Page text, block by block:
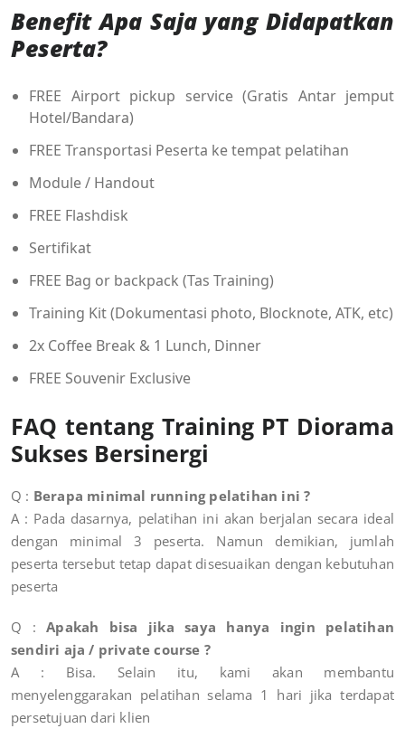
Benefit Apa Saja yang Didapatkan
Peserta?
FREE Airport pickup service (Gratis Antar jemput
Hotel/Bandara)
FREE Transportasi Peserta ke tempat pelatihan
Module / Handout
FREE Flashdisk
Sertifikat
FREE Bag or backpack (Tas Training)
Training Kit (Dokumentasi photo, Blocknote, ATK, etc)
2x Coffee Break & 1 Lunch, Dinner
FREE Souvenir Exclusive
FAQ tentang Training PT Diorama
Sukses Bersinergi
Q : Berapa minimal running pelatihan ini ?
A : Pada dasarnya, pelatihan ini akan berjalan secara ideal
dengan minimal 3 peserta. Namun demikian, jumlah
peserta tersebut tetap dapat disesuaikan dengan kebutuhan
peserta
Q :Apakah bisa jika saya hanya ingin pelatihan
sendiri aja / private course ?
A : Bisa. Selain itu, kami akan membantu
menyelenggarakan pelatihan selama 1 hari jika terdapat
persetujuan dari klien